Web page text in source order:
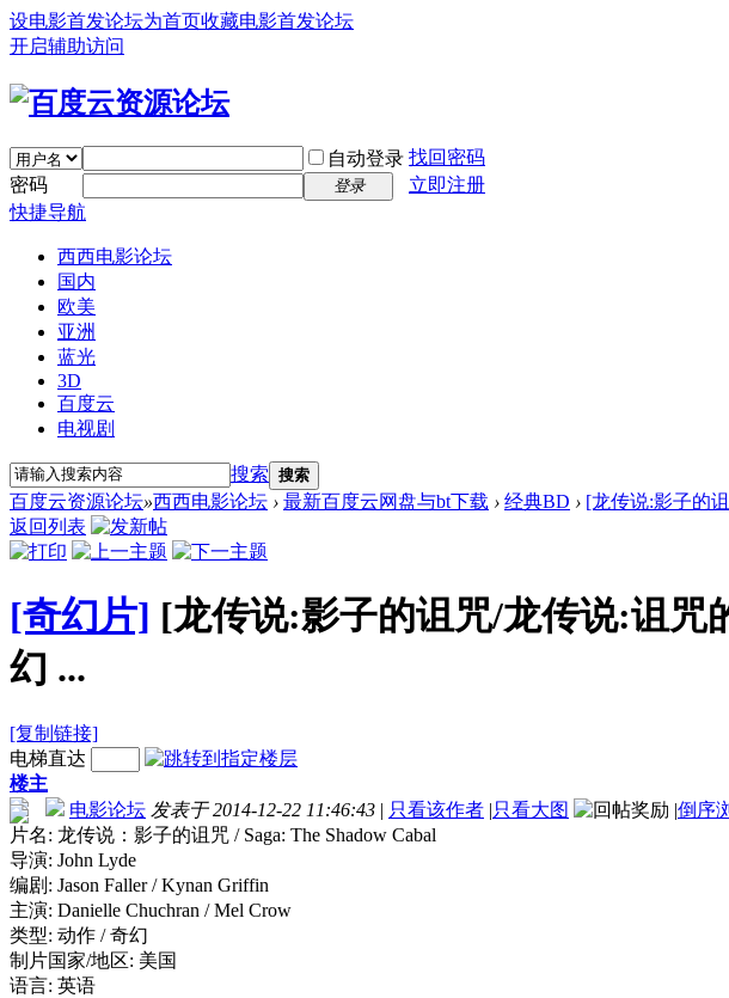
设电影首发论坛为首页收藏电影首发论坛
开启辅助访问
自动登录 找回密码
密码
登录
立即注册
快捷导航
西西电影论坛
国内
欧美
亚洲
蓝光
3D
百度云
电视剧
搜索 搜索
百度云资源论坛»西西电影论坛 › 最新百度云网盘与bt下载 › 经典BD › [龙传说:影子的
返回列表
[奇幻片] [龙传说:影子的诅咒/龙传说:诅咒
幻 ...
[复制链接]
电梯直达
楼主
电影论坛 发表于 2014-12-22 11:46:43 | 只看该作者 |只看大图 |倒序
片名: 龙传说：影子的诅咒 / Saga: The Shadow Cabal
导演: John Lyde
编剧: Jason Faller / Kynan Griffin
主演: Danielle Chuchran / Mel Crow
类型: 动作 / 奇幻
制片国家/地区: 美国
语言: 英语